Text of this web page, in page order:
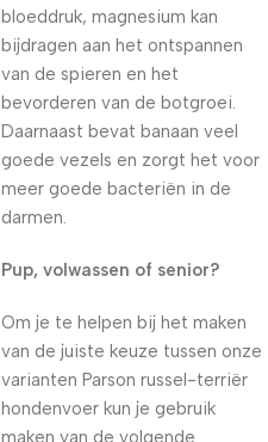
bloeddruk, magnesium kan
bijdragen aan het ontspannen
van de spieren en het
bevorderen van de botgroei.
Daarnaast bevat banaan veel
goede vezels en zorgt het voor
meer goede bacteriën in de
darmen.
Pup, volwassen of senior?
Om je te helpen bij het maken
van de juiste keuze tussen onze
varianten Parson russel-terriër
hondenvoer kun je gebruik
maken van de volgende